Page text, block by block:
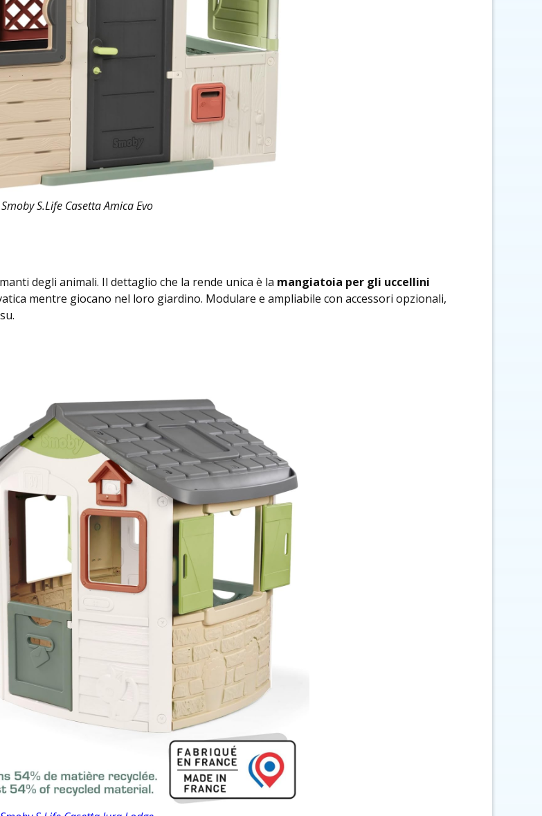
Smoby S.Life Casetta Amica Evo
degli animali. Il dettaglio che la rende unica è la mangiatoia per gli uccellini
mentre giocano nel loro giardino. Modulare e ampliabile con accessori opzionali,